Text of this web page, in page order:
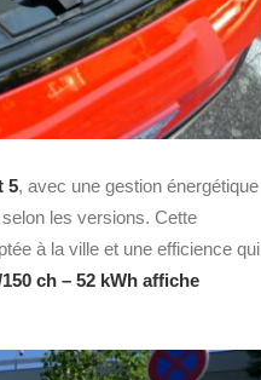
5, avec une gestion énergétique
selon les versions. Cette
à la ville et une efficience qui
ch – 52 kWh affiche